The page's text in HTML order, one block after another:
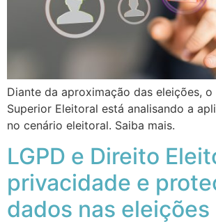
Diante da aproximação das eleições, o
Superior Eleitoral está analisando a
no cenário eleitoral. Saiba mais.
LGPD e Direito
privacidade e
dados nas eleições